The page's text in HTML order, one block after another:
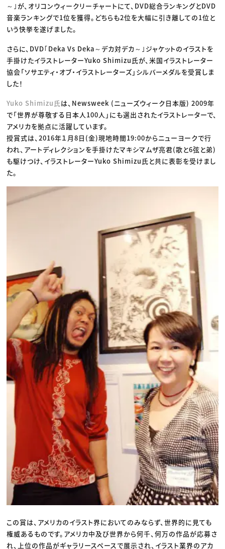
～｣が、オリコンウィークリーチャートにて、DVD総合ランキングとDVD
音楽ランキングで1位を獲得。どちらも2位を大幅に引き離しての1位と
いう快挙を遂げました。
さらに、DVD｢Deka Vs Deka～デカ対デカ～｣ジャケットのイラストを
手掛けたイラストレーターYuko Shimizu氏が、米国イラストレーター
協会「ソサエティ・オブ・イラストレーターズ」シルバーメダルを受賞しま
した！
Yuko Shimizu氏は、Newsweek (ニューズウィーク日本版) 2009年
で「世界が尊敬する日本人100人」にも選出されたイラストレーターで、
アメリカを拠点に活躍しています。
授賞式は、2016年１月8日(金)現地時間19:00からニューヨークで行
われ、アートディレクションを手掛けたマキシマムザ亮君(歌と6弦と弟)
も駆けつけ、イラストレーターYuko Shimizu氏と共に表彰を受けまし
た。
この賞は、アメリカのイラスト界においてのみならず、世界的に見ても
権威あるものです。アメリカ中及び世界から何千、何万の作品が応募さ
れ、上位の作品がギャラリースペースで展示され、イラスト業界のアカ